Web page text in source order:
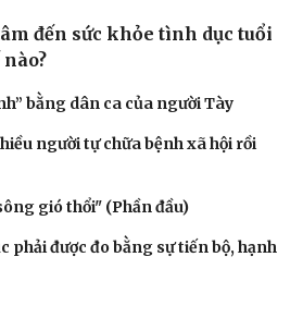
pin tháo rời trên điện thoại?
tư hạ tầng AI tại Ấn Độ